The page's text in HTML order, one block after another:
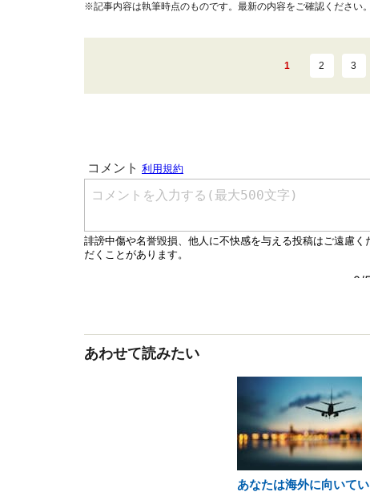
※記事内容は執筆時点のものです。最新の内容をご確認ください。
1 2 3
あわせて読みたい
あなたは海外に向いてい